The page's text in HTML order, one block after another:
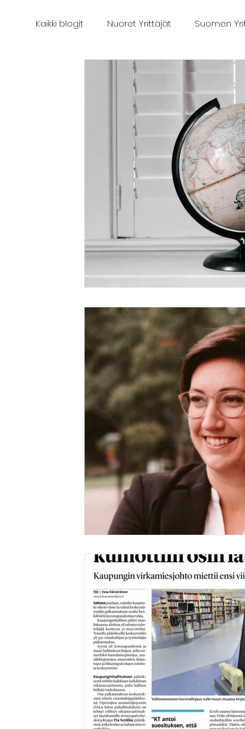
Kaikki blogit Nuoret Yrittäjät Suomen
Salon kokoomus
Kaupungin